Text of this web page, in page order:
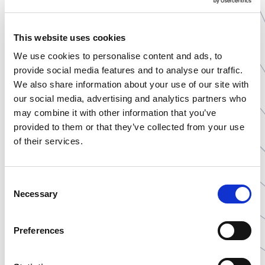
This website uses cookies
We use cookies to personalise content and ads, to
provide social media features and to analyse our traffic.
We also share information about your use of our site with
our social media, advertising and analytics partners who
may combine it with other information that you’ve
provided to them or that they’ve collected from your use
of their services.
Selection
Necessary
Preferences
Kluczowym ograniczeniem procesu jest brak tolerancji na
otoczki. Dla składników stałych wymagających
zawieszenia w tłuszczu konieczna jest precyzyjna kontrola
lepkości, zapobiegająca rozwarstwianiu się mieszanki.
Metoda ta gwarantuje wysoką stabilność witamin
rozpuszczalnych w tłuszczach oraz kwasów Omega,
eliminując ryzyko ich utleniania.
FAQ
Co dzieje się z kapsułką po kontakcie z wodą
Wilgoć z wypełnienia przenika do otoczki, powodując jej
do fizycznego uszkodzenia produktu i wycieku zawartości.